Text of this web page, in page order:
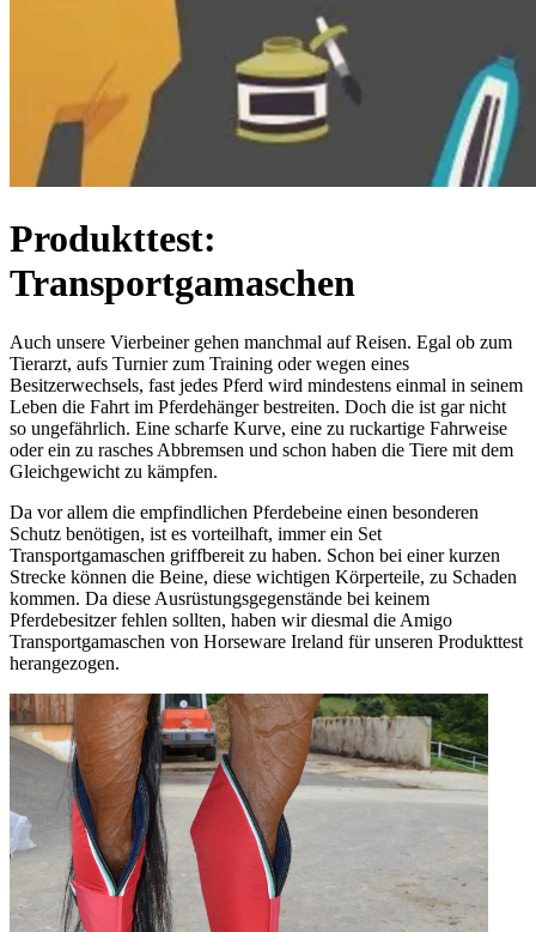
Produkttest:
Transportgamaschen
Auch unsere Vierbeiner gehen manchmal auf Reisen. Egal ob zum
Tierarzt, aufs Turnier zum Training oder wegen eines
Besitzerwechsels, fast jedes Pferd wird mindestens einmal in seinem
Leben die Fahrt im Pferdehänger bestreiten. Doch die ist gar nicht
so ungefährlich. Eine scharfe Kurve, eine zu ruckartige Fahrweise
oder ein zu rasches Abbremsen und schon haben die Tiere mit dem
Gleichgewicht zu kämpfen.
Da vor allem die empfindlichen Pferdebeine einen besonderen
Schutz benötigen, ist es vorteilhaft, immer ein Set
Transportgamaschen griffbereit zu haben. Schon bei einer kurzen
Strecke können die Beine, diese wichtigen Körperteile, zu Schaden
kommen. Da diese Ausrüstungsgegenstände bei keinem
Pferdebesitzer fehlen sollten, haben wir diesmal die Amigo
Transportgamaschen von Horseware Ireland für unseren Produkttest
herangezogen.